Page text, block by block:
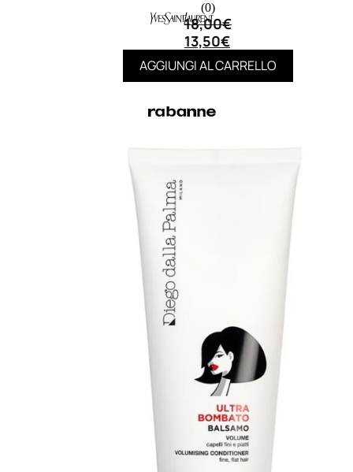
MAKE UP
Base/ Primer Occhi
Base/ Primer Viso
Palette E Cofanetti Occhi
Palette E Cofanetti Viso
Palette E Cofanetti Labbra
Fondotinta
Cipria
Terre Abbronzanti
Illuminante Viso
(0)
18,00€
13,50€
AGGIUNGI AL CARRELLO